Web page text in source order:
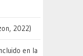
2022)
en la